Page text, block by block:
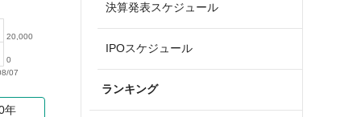
07
0
20,000
年
決算発表スケジュール
IPOスケジュール
ランキング